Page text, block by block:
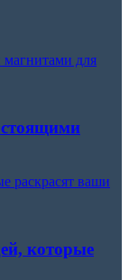
магнитами для
раскрасят ваши
которые